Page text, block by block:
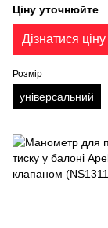
Ціну уточнюйте
Дізнатися ціну
Розмір
універсальний